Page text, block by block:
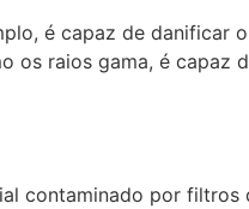
é capaz de danificar
os raios gama, é capaz
contaminado por filtros